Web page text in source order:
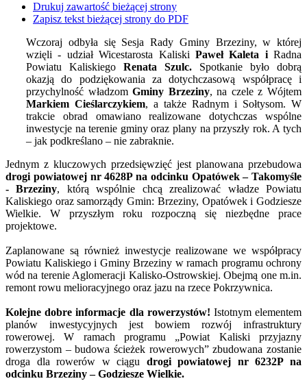
Drukuj zawartość bieżącej strony
Zapisz tekst bieżącej strony do PDF
Wczoraj odbyła się Sesja Rady Gminy Brzeziny, w której
wzięli - udział Wicestarosta Kaliski Paweł Kaleta i Radna
Powiatu Kaliskiego Renata Szulc. Spotkanie było dobrą
okazją do podziękowania za dotychczasową współpracę i
przychylność władzomGminy Brzeziny, na czele z Wójtem
Markiem Cieślarczykiem, a także Radnym i Sołtysom. W
trakcie obrad omawiano realizowane dotychczas wspólne
inwestycje na terenie gminy oraz plany na przyszły rok. A tych
– jak podkreślano – nie zabraknie.
Jednym z kluczowych przedsięwzięć jest planowana przebudowa
drogi powiatowej nr 4628P na odcinku Opatówek – Takomyśle
- Brzeziny, którą wspólnie chcą zrealizować władze Powiatu
Kaliskiego oraz samorządy Gmin: Brzeziny, Opatówek i Godziesze
Wielkie. W przyszłym roku rozpoczną się niezbędne prace
projektowe.
Zaplanowane są również inwestycje realizowane we współpracy
Powiatu Kaliskiego i Gminy Brzeziny w ramach programu ochrony
wód na terenie Aglomeracji Kalisko-Ostrowskiej. Obejmą one m.in.
remont rowu melioracyjnego oraz jazu na rzece Pokrzywnica.
Kolejne dobre informacje dla rowerzystów! Istotnym elementem
planów inwestycyjnych jest bowiem rozwój infrastruktury
rowerowej. W ramach programu „Powiat Kaliski przyjazny
rowerzystom – budowa ścieżek rowerowych” zbudowana zostanie
droga dla rowerów w ciągu drogi powiatowej nr 6232P na
odcinku Brzeziny – Godziesze Wielkie.